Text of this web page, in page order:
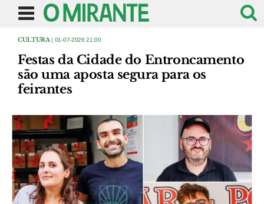
CULTURA | 01-07-2026 21:00
Festas da Cidade do Entroncamento
são uma aposta segura para os
feirantes